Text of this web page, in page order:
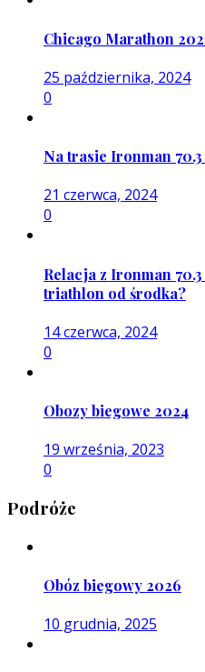
Chicago Marathon
25 października, 2024
0
Na trasie Ironman
21 czerwca, 2024
0
Relacja z Ironman
triathlon od środka?
14 czerwca, 2024
0
Obozy biegowe 2024
19 września, 2023
0
Podróże
Obóz biegowy 2026
10 grudnia, 2025